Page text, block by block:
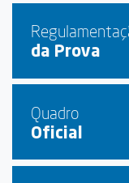
da Prova
Quadro
Oficial